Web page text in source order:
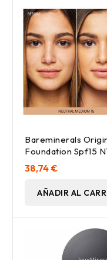
Bareminerals
Foundation Spf15
Neutral Medium 8G
38,74 €
AÑADIR AL